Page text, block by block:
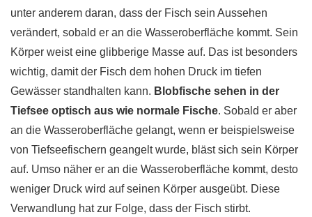
unter anderem daran, dass der Fisch sein Aussehen
verändert, sobald er an die Wasseroberfläche kommt. Sein
Körper weist eine glibberige Masse auf. Das ist besonders
wichtig, damit der Fisch dem hohen Druck im tiefen
Gewässer standhalten kann. Blobfische sehen in der
Tiefsee optisch aus wie normale Fische. Sobald er aber
an die Wasseroberfläche gelangt, wenn er beispielsweise
von Tiefseefischern geangelt wurde, bläst sich sein Körper
auf. Umso näher er an die Wasseroberfläche kommt, desto
weniger Druck wird auf seinen Körper ausgeübt. Diese
Verwandlung hat zur Folge, dass der Fisch stirbt.